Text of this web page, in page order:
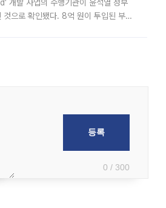
개발 사업의 수행기관이 윤석열 정부
으로 확인됐다. 8억 원이 투입된 부산
0 / 300